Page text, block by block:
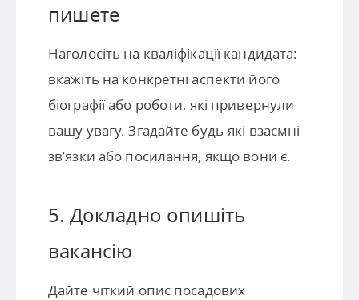
пишете
Наголосіть на кваліфікації кандидата:
вкажіть на конкретні аспекти його
біографії або роботи, які привернули
вашу увагу. Згадайте будь-які взаємні
зв’язки або посилання, якщо вони є.
5. Докладно опишіть
вакансію
Дайте чіткий опис посадових